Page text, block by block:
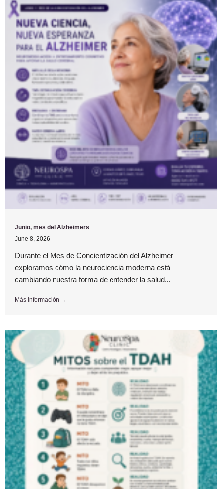
Junio, mes del Alzheimers
June 8, 2026
Durante el Mes de Concientización del Alzheimer
exploramos cómo la neurociencia moderna está
cambiando nuestra forma de entender la salud...
Más Información →